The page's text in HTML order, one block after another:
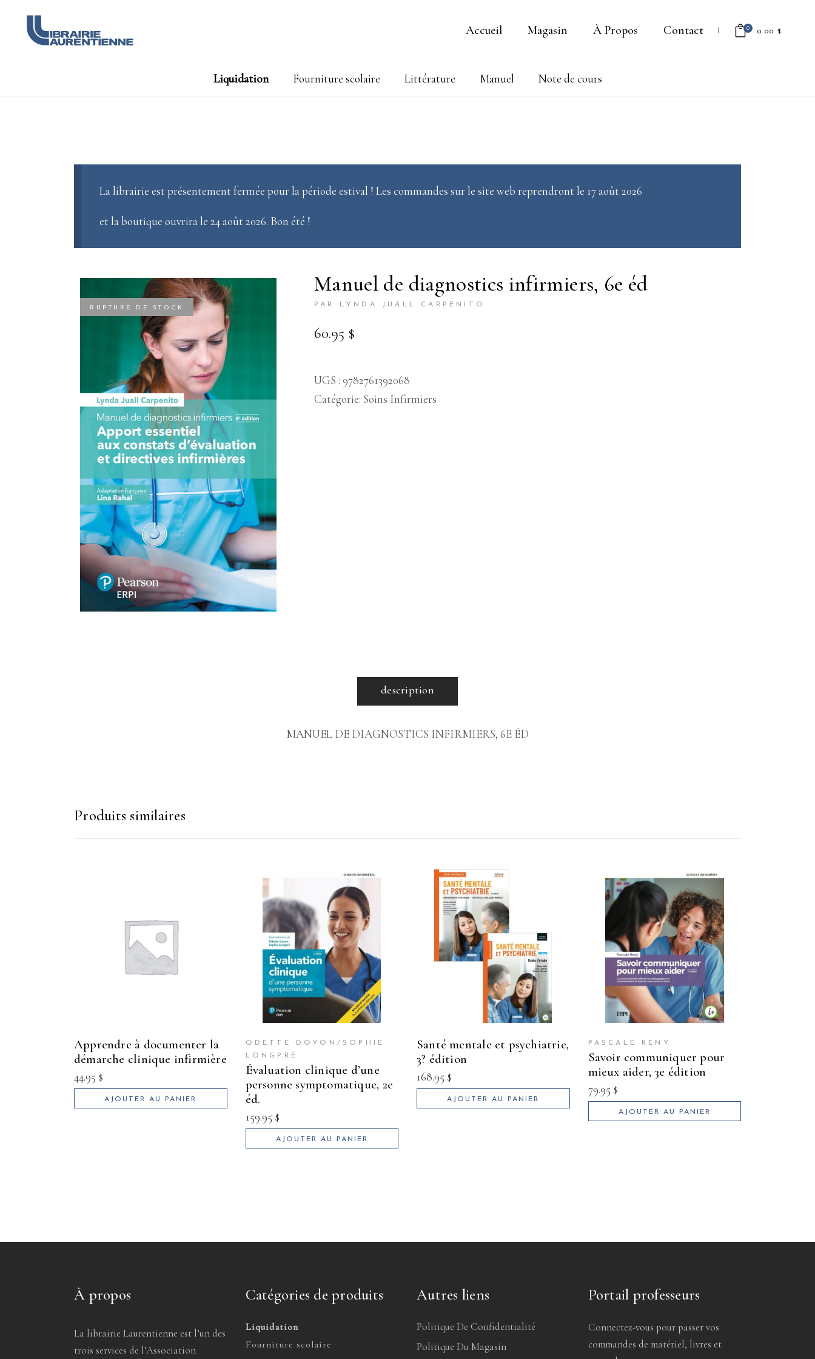
Accueil Magasin À Propos Contact 0 0.00 $
Liquidation Fourniture scolaire Littérature Manuel Note de cours
La librairie est présentement fermée pour la période estival ! Les commandes sur le site web reprendront le 17 août 2026
et la boutique ouvrira le 24 août 2026. Bon été !
RUPTURE DE STOCK
manuel de diagnostics infirmiers, 6e éd
PAR LYNDA JUALL CARPENITO
60.95 $
UGS : 9782761392068
Catégorie: Soins Infirmiers
description
MANUEL DE DIAGNOSTICS INFIRMIERS, 6E ÉD
Produits similaires
apprendre à documenter la
démarche clinique infirmière
44.95 $
AJOUTER AU PANIER
ODETTE DOYON/SOPHIE
LONGPRÉ
évaluation clinique d’une
personne symptomatique, 2e
éd.
159.95 $
AJOUTER AU PANIER
santé mentale et psychiatrie,
3? édition
168.95 $
AJOUTER AU PANIER
PASCALE RENY
savoir communiquer pour
mieux aider, 3e édition
79.95 $
AJOUTER AU PANIER
À propos
La librairie Laurentienne est l’un des
trois services de l’Association
Catégories de produits
Liquidation
Fourniture scolaire
Autres liens
Politique De Confidentialité
Politique Du Magasin
Portail professeurs
Connectez-vous pour passer vos
commandes de matériel, livres et